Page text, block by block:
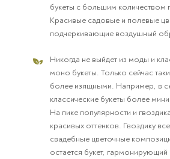
букеты с большим количеством
Красивые садовые и полевые
подчеркивающие воздушный
Никогда не выйдет из моды и
моно букеты. Только сейчас
более изящными. Например, в
классические букеты более
На пике популярности и
красивых оттенков. Гвоздику
свадебные цветочные
остается букет,